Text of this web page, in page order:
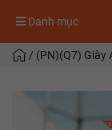
Danh mục
/ (PN)(Q7) Giày